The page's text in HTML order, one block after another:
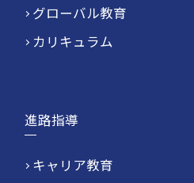
グローバル教育
カリキュラム
進路指導
キャリア教育